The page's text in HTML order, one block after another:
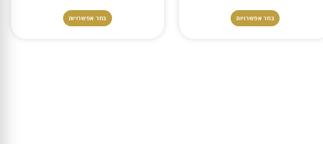
בחר אפשרויות בחר אפשרויות